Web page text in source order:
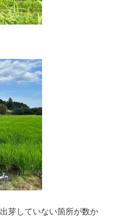
芽していない箇所が数か